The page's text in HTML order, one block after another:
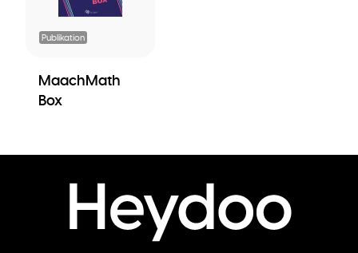
Publikation
MaachMath
Box